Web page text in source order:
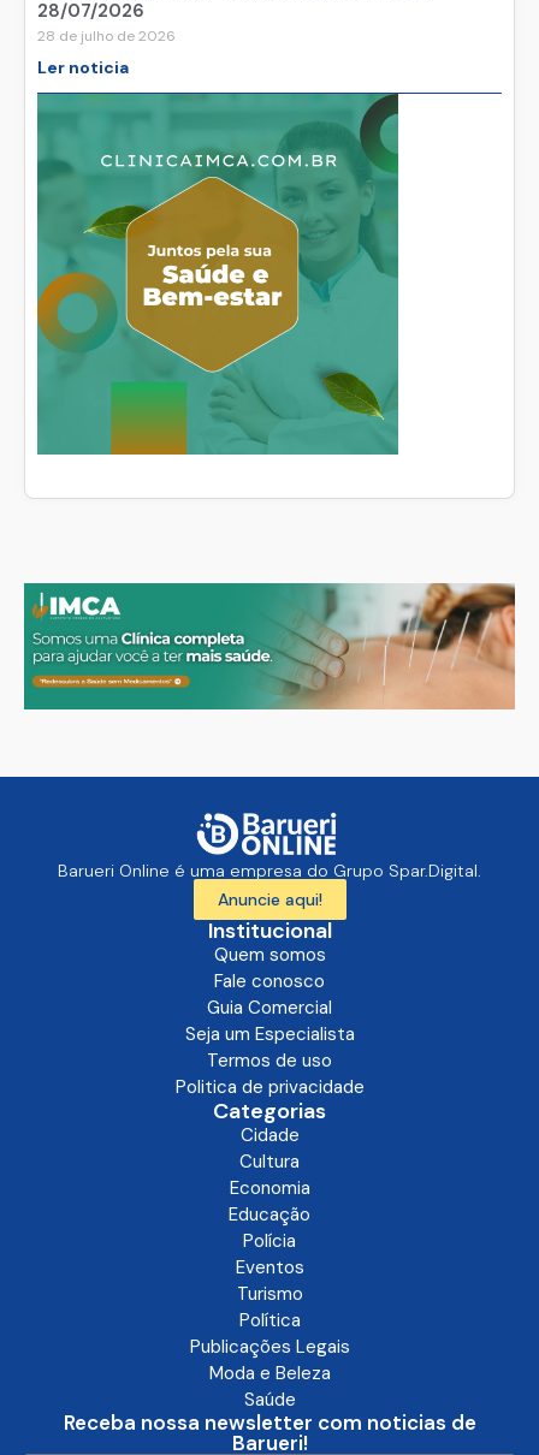
28/07/2026
28 de julho de 2026
Ler noticia
Barueri Online é uma empresa do Grupo Spar.Digital.
Anuncie aqui!
Institucional
Quem somos
Fale conosco
Guia Comercial
Seja um Especialista
Termos de uso
Politica de privacidade
Categorias
Cidade
Cultura
Economia
Educação
Polícia
Eventos
Turismo
Política
Publicações Legais
Moda e Beleza
Saúde
Receba nossa newsletter com noticias de
Barueri!